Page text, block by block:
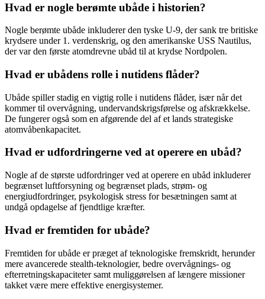
Hvad er nogle berømte ubåde i historien?
Nogle berømte ubåde inkluderer den tyske U-9, der sank tre britiske
krydsere under 1. verdenskrig, og den amerikanske USS Nautilus,
der var den første atomdrevne ubåd til at krydse Nordpolen.
Hvad er ubådens rolle i nutidens flåder?
Ubåde spiller stadig en vigtig rolle i nutidens flåder, især når det
kommer til overvågning, undervandskrigsførelse og afskrækkelse.
De fungerer også som en afgørende del af et lands strategiske
atomvåbenkapacitet.
Hvad er udfordringerne ved at operere en ubåd?
Nogle af de største udfordringer ved at operere en ubåd inkluderer
begrænset luftforsyning og begrænset plads, strøm- og
energiudfordringer, psykologisk stress for besætningen samt at
undgå opdagelse af fjendtlige kræfter.
Hvad er fremtiden for ubåde?
Fremtiden for ubåde er præget af teknologiske fremskridt, herunder
mere avancerede stealth-teknologier, bedre overvågnings- og
efterretningskapaciteter samt muliggørelsen af længere missioner
takket være mere effektive energisystemer.